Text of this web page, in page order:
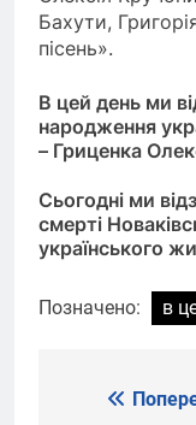
Бахути,
пісень».
В цей день ми
народження
– Гриценка
Сьогодні ми
смерті
українського
Позначено: в
Навігація